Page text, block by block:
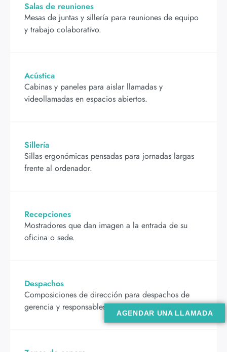
AGENDAR UNA LLAMADA
Salas de reuniones
Mesas de juntas y sillería para reuniones de equipo
y trabajo colaborativo.
Acústica
Cabinas y paneles para aislar llamadas y
videollamadas en espacios abiertos.
Sillería
Sillas ergonómicas pensadas para jornadas largas
frente al ordenador.
Recepciones
Mostradores que dan imagen a la entrada de su
oficina o sede.
Despachos
Composiciones de dirección para despachos de
gerencia y responsables.